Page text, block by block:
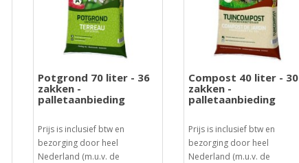
Potgrond 70 liter - 36
zakken -
palletaanbieding
Prijs is inclusief btw en
bezorging door heel
Nederland (m.u.v. de
Compost 40 liter - 30
zakken -
palletaanbieding
Prijs is inclusief btw en
bezorging door heel
Nederland (m.u.v. de